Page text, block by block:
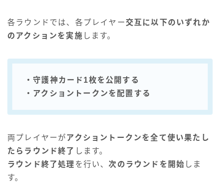
各ラウンドでは、各プレイヤー 交互に以下のいずれか
のアクションを実施 します。
・守護神カード1枚を公開する
・アクショントークンを配置する
両プレイヤーがアクショントークンを全て使い果たし
たらラウンド終了 します。
ラウンド終了処理 を行い、次のラウンドを開始 しま
す。